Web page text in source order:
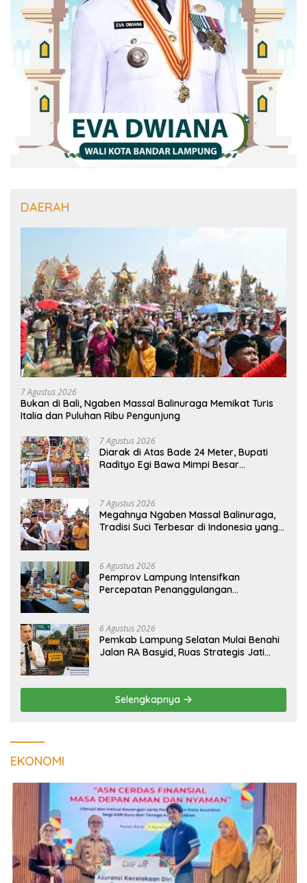
DAERAH
7 Agustus 2026
Bukan di Bali, Ngaben Massal Balinuraga Memikat Turis
Italia dan Puluhan Ribu Pengunjung
7 Agustus 2026
Diarak di Atas Bade 24 Meter, Bupati
Radityo Egi Bawa Mimpi Besar
7 Agustus 2026
Megahnya Ngaben Massal Balinuraga,
Tradisi Suci Terbesar di Indonesia yang
6 Agustus 2026
Pemprov Lampung Intensifkan
Percepatan Penanggulangan
6 Agustus 2026
Pemkab Lampung Selatan Mulai Benahi
Jalan RA Basyid, Ruas Strategis Jati
Selengkapnya
EKONOMI